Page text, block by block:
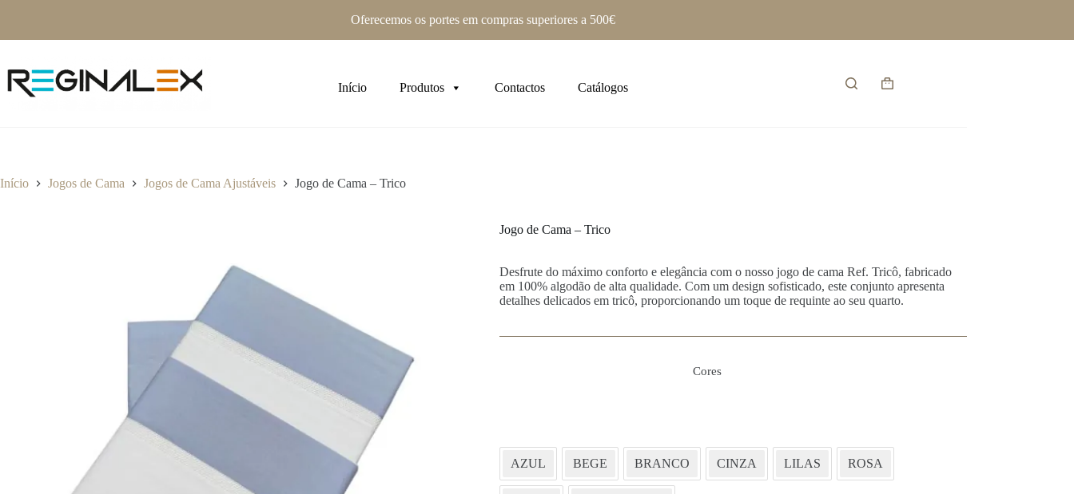
Oferecemos os portes em compras superiores a 500€
Início Produtos Contactos Catálogos
Carrinho
Início Jogos de Cama Jogos de Cama Ajustáveis Jogo de Cama – Trico
Jogo de Cama – Trico
Desfrute do máximo conforto e elegância com o nosso jogo de cama Ref. Tricô, fabricado
em 100% algodão de alta qualidade. Com um design sofisticado, este conjunto apresenta
detalhes delicados em tricô, proporcionando um toque de requinte ao seu quarto.
Cores
AZUL BEGE BRANCO CINZA LILAS ROSA